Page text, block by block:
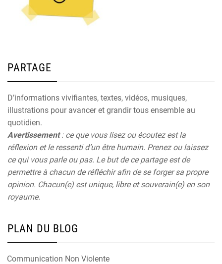
PARTAGE
D’informations vivifiantes, textes, vidéos, musiques,
illustrations pour avancer et grandir tous ensemble au
quotidien.
Avertissement: ce que vous lisez ou écoutez est la
réflexion et le ressenti d’un être humain. Prenez ou laissez
ce qui vous parle ou pas. Le but de ce partage est de
permettre à chacun de réfléchir afin de se forger sa propre
opinion. Chacun(e) est unique, libre et souverain(e) en son
royaume.
PLAN DU BLOG
Communication Non Violente